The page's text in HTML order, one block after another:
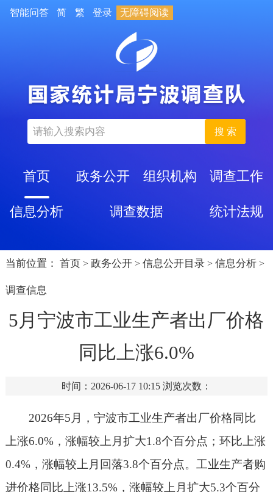
智能问答 简 繁 登录 无障碍阅读
搜 索
首页 政务公开 组织机构 调查工作
信息分析 调查数据 统计法规
当前位置： 首页 > 政务公开 > 信息公开目录 > 信息分析 >
调查信息
5月宁波市工业生产者出厂价格
同比上涨6.0%
时间：2026-06-17 10:15 浏览次数：
2026年5月，宁波市工业生产者出厂价格同比
上涨6.0%，涨幅较上月扩大1.8个百分点；环比上涨
0.4%，涨幅较上月回落3.8个百分点。工业生产者购
进价格同比上涨13.5%，涨幅较上月扩大5.3个百分